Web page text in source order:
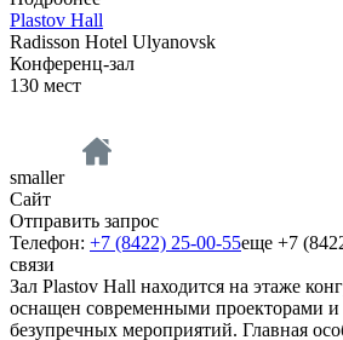
Plastov Hall
Radisson Hotel Ulyanovsk
Конференц-зал
130 мест
smaller
Сайт
Отправить запрос
Телефон: +7 (8422) 25-00-55еще +7
связи
Зал Plastov Hall находится на этаже
оснащен современными проекторами и
безупречных мероприятий. Главная